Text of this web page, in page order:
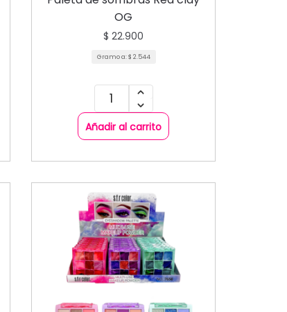
OG
$ 22.900
Gramo a:$ 2.544
Añadir al carrito